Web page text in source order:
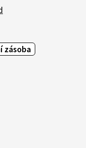
zásoba